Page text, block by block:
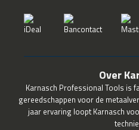
Over
Karnasch Professional Tools is
gereedschappen voor de
jaar ervaring loopt Karnasch